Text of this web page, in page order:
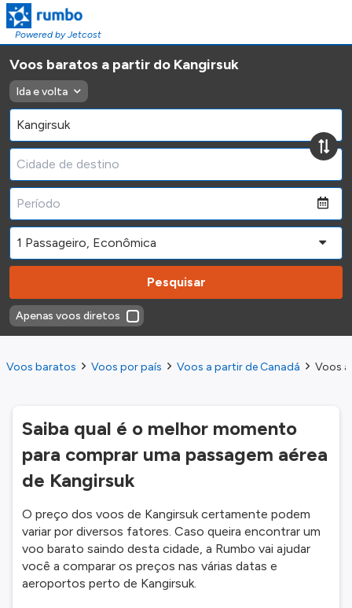
Powered by Jetcost
Voos baratos a partir do Kangirsuk
Ida e volta
Pesquisar
Apenas voos diretos
Voos baratos Voos por país Voos a partir de Canadá Voos
Saiba qual é o melhor momento
para comprar uma passagem aérea
de Kangirsuk
O preço dos voos de Kangirsuk certamente podem
variar por diversos fatores. Caso queira encontrar um
voo barato saindo desta cidade, a Rumbo vai ajudar
você a comparar os preços nas várias datas e
aeroportos perto de Kangirsuk.